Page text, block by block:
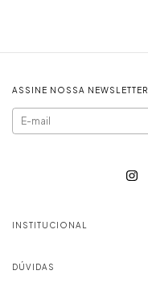
ASSINE NOSSA NEWSLETTER
INSTITUCIONAL
DÚVIDAS